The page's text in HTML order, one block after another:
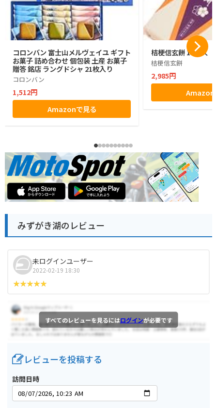
コロンバン 富士山メルヴェイユ ギフト
お菓子 詰め合わせ 個包装 土産 お菓子
贈答 銘店 ラングドシャ 21枚入り
コロンバン
1,512円
Amazonで見る
桔梗信玄餅 10個入
桔梗信玄餅
2,985円
Amazon
みずがき湖のレビュー
未ログインユーザー
2022-02-19 18:30
すべてのレビューを見るにはログインが必要です
レビューを投稿する
訪問日時